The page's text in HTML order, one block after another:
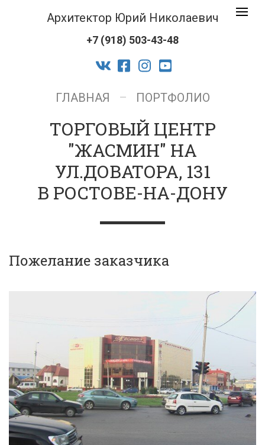
+7 (918) 503-43-48
vk
facebook-instagramyoutube
Toggle
ГЛАВНАЯ ПОРТФОЛИО
ТОРГОВЫЙ ЦЕНТР
"ЖАСМИН" НА
УЛ.ДОВАТОРА, 131
В РОСТОВЕ-НА-ДОНУ
Пожелание заказчика